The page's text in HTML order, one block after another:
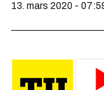
13. mars 2020 -